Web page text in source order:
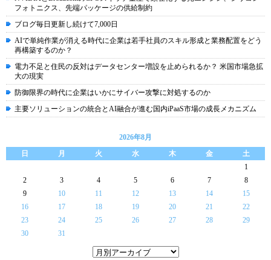
フォトニクス、先端パッケージの供給制約
ブログ毎日更新し続けて7,000日
AIで単純作業が消える時代に企業は若手社員のスキル形成と業務配置をどう
再構築するのか？
電力不足と住民の反対はデータセンター増設を止められるか？ 米国市場急拡
大の現実
防御限界の時代に企業はいかにサイバー攻撃に対処するのか
主要ソリューションの統合とAI融合が進む国内iPaaS市場の成長メカニズム
2026年8月
日
月 火 水 木 金
土
1
2
3 4 5 6 7
8
9
10 11 12 13 14
15
16
17 18 19 20 21
22
23
24 25 26 27 28
29
30
31